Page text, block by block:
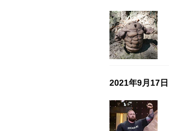
2021年9月17日